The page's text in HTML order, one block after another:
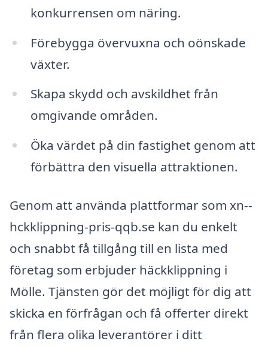
konkurrensen om näring.
Förebygga övervuxna och oönskade
växter.
Skapa skydd och avskildhet från
omgivande områden.
Öka värdet på din fastighet genom att
förbättra den visuella attraktionen.
Genom att använda plattformar som xn--
hckklippning-pris-qqb.se kan du enkelt
och snabbt få tillgång till en lista med
företag som erbjuder häckklippning i
Mölle. Tjänsten gör det möjligt för dig att
skicka en förfrågan och få offerter direkt
från flera olika leverantörer i ditt